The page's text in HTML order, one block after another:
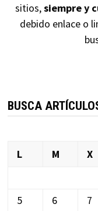
sitios,siempre y
debido enlace o
BUSCA
L
M X
5
6 7